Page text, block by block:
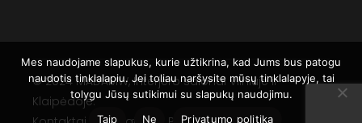
© 2024MADAMW, Interjero salonai Vilniuje ir
Klaipėdoje.
Mes naudojame slapukus, kurie užtikrina, kad Jums bus patogu
naudotis tinklalapiu. Jei toliau naršysite mūsų tinklalapyje, tai
tolygu Jūsų sutikimui su slapukų naudojimu.
Taip
Ne Privatumo politika